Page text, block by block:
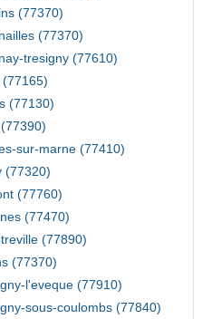
(77370)
(77370)
tresigny (77610)
(77130)
sur-marne (77410)
(77320)
(77760)
(77470)
(77890)
(77370)
l'eveque (77910)
sous-coulombs (77840)